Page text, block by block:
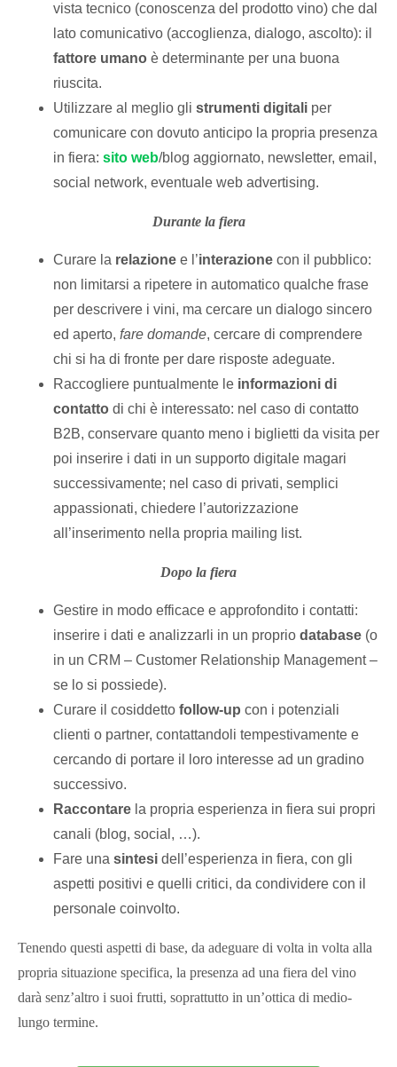
vista tecnico (conoscenza del prodotto vino) che dal
lato comunicativo (accoglienza, dialogo, ascolto): il
fattore umano è determinante per una buona
riuscita.
Utilizzare al meglio gli strumenti digitali per
comunicare con dovuto anticipo la propria presenza
in fiera: sito web/blog aggiornato, newsletter, email,
social network, eventuale web advertising.
Durante la fiera
Curare la relazione e l’interazione con il pubblico:
non limitarsi a ripetere in automatico qualche frase
per descrivere i vini, ma cercare un dialogo sincero
ed aperto, fare domande, cercare di comprendere
chi si ha di fronte per dare risposte adeguate.
Raccogliere puntualmente le informazioni di
contatto di chi è interessato: nel caso di contatto
B2B, conservare quanto meno i biglietti da visita per
poi inserire i dati in un supporto digitale magari
successivamente; nel caso di privati, semplici
appassionati, chiedere l’autorizzazione
all’inserimento nella propria mailing list.
Dopo la fiera
Gestire in modo efficace e approfondito i contatti:
inserire i dati e analizzarli in un proprio database (o
in un CRM – Customer Relationship Management –
se lo si possiede).
Curare il cosiddetto follow-up con i potenziali
clienti o partner, contattandoli tempestivamente e
cercando di portare il loro interesse ad un gradino
successivo.
Raccontare la propria esperienza in fiera sui propri
canali (blog, social, …).
Fare una sintesi dell’esperienza in fiera, con gli
aspetti positivi e quelli critici, da condividere con il
personale coinvolto.
Tenendo questi aspetti di base, da adeguare di volta in volta alla
propria situazione specifica, la presenza ad una fiera del vino
darà senz’altro i suoi frutti, soprattutto in un’ottica di medio-
lungo termine.